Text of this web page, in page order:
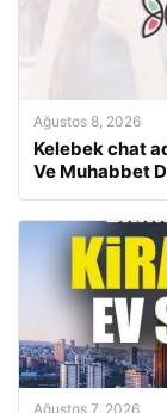
Ağustos 8, 2026
Kelebek chat
Ve Muhabbet
Ağustos 7, 2026